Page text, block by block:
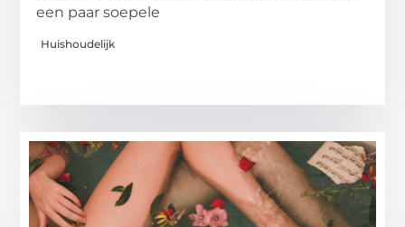
een paar soepele
Huishoudelijk